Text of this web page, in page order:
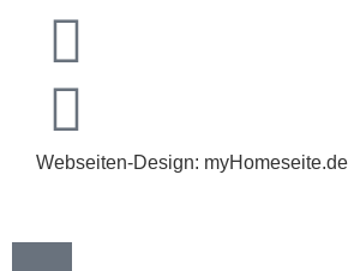
Webseiten-Design: